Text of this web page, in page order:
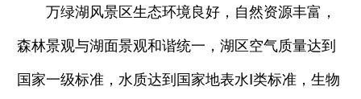
万绿湖风景区生态环境良好，自然资源丰富，
森林景观与湖面景观和谐统一，湖区空气质量达到
国家一级标准，水质达到国家地表水Ⅰ类标准，生物